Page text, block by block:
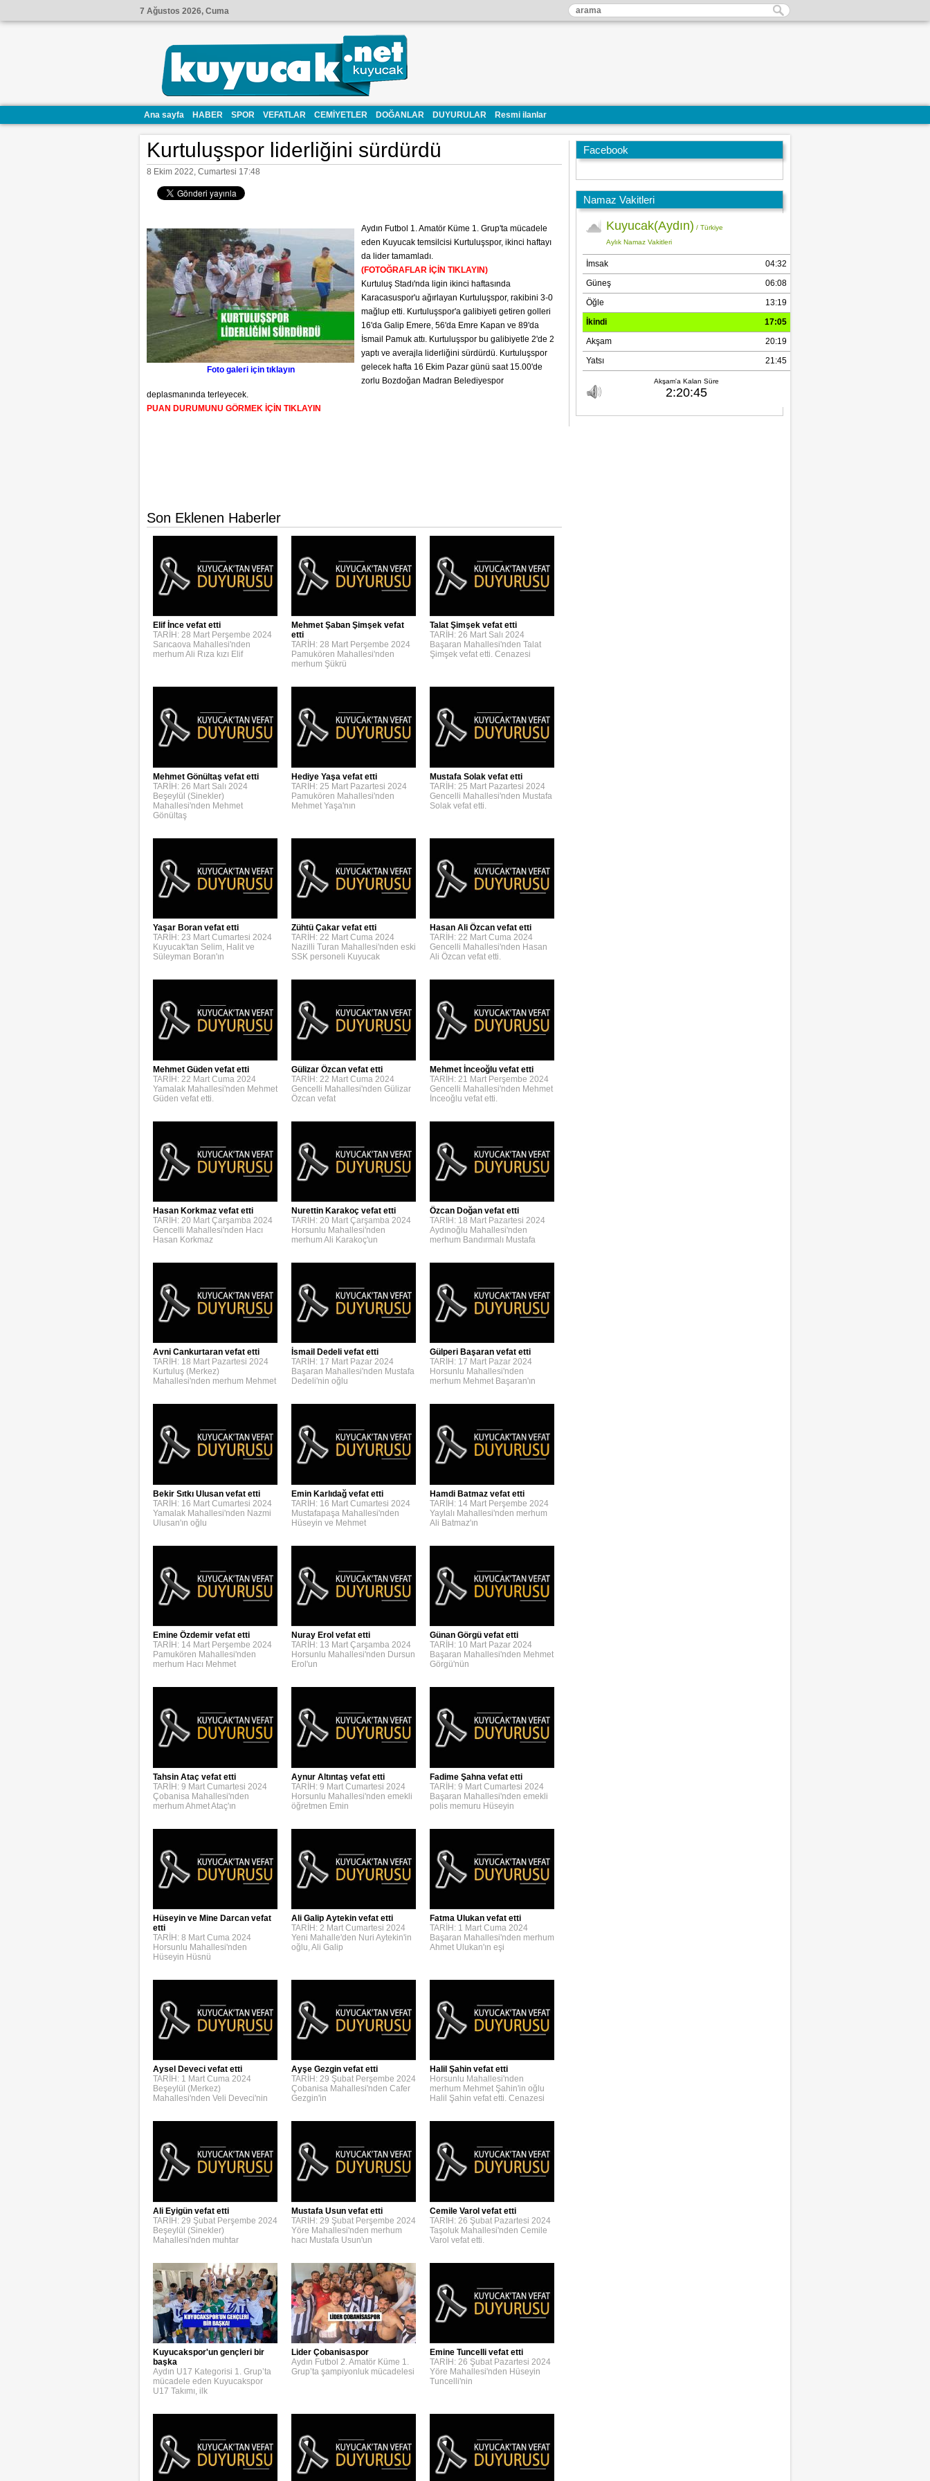
7 Ağustos 2026, Cuma
Ana sayfa HABER SPOR VEFATLAR CEMİYETLER DOĞANLAR DUYURULAR Resmi ilanlar
Facebook
Namaz Vakitleri
Kurtuluşspor liderliğini sürdürdü
8 Ekim 2022, Cumartesi 17:48
Foto galeri için tıklayın
Aydın Futbol 1. Amatör Küme 1. Grup'ta mücadele
eden Kuyucak temsilcisi Kurtuluşspor, ikinci haftayı
da lider tamamladı.
(FOTOĞRAFLAR İÇİN TIKLAYIN)
Kurtuluş Stadı'nda ligin ikinci haftasında
Karacasuspor'u ağırlayan Kurtuluşspor, rakibini 3-0
mağlup etti. Kurtuluşspor'a galibiyeti getiren golleri
16'da Galip Emere, 56'da Emre Kapan ve 89'da
İsmail Pamuk attı. Kurtuluşspor bu galibiyetle 2'de 2
yaptı ve averajla liderliğini sürdürdü. Kurtuluşspor
gelecek hafta 16 Ekim Pazar günü saat 15.00'de
zorlu Bozdoğan Madran Belediyespor
deplasmanında terleyecek.
PUAN DURUMUNU GÖRMEK İÇİN TIKLAYIN
Son Eklenen Haberler
Elif İnce vefat etti
TARİH: 28 Mart Perşembe 2024
Sarıcaova Mahallesi'nden
merhum Ali Rıza kızı Elif
Mehmet Şaban Şimşek vefat
etti
TARİH: 28 Mart Perşembe 2024
Pamukören Mahallesi'nden
merhum Şükrü
Talat Şimşek vefat etti
TARİH: 26 Mart Salı 2024
Başaran Mahallesi'nden Talat
Şimşek vefat etti. Cenazesi
Mehmet Gönültaş vefat etti
TARİH: 26 Mart Salı 2024
Beşeylül (Sinekler)
Mahallesi'nden Mehmet
Gönültaş
Hediye Yaşa vefat etti
TARİH: 25 Mart Pazartesi 2024
Pamukören Mahallesi'nden
Mehmet Yaşa'nın
Mustafa Solak vefat etti
TARİH: 25 Mart Pazartesi 2024
Gencelli Mahallesi'nden Mustafa
Solak vefat etti.
Yaşar Boran vefat etti
TARİH: 23 Mart Cumartesi 2024
Kuyucak'tan Selim, Halit ve
Süleyman Boran'ın
Zühtü Çakar vefat etti
TARİH: 22 Mart Cuma 2024
Nazilli Turan Mahallesi'nden eski
SSK personeli Kuyucak
Hasan Ali Özcan vefat etti
TARİH: 22 Mart Cuma 2024
Gencelli Mahallesi'nden Hasan
Ali Özcan vefat etti.
Mehmet Güden vefat etti
TARİH: 22 Mart Cuma 2024
Yamalak Mahallesi'nden Mehmet
Güden vefat etti.
Gülizar Özcan vefat etti
TARİH: 22 Mart Cuma 2024
Gencelli Mahallesi'nden Gülizar
Özcan vefat
Mehmet İnceoğlu vefat etti
TARİH: 21 Mart Perşembe 2024
Gencelli Mahallesi'nden Mehmet
İnceoğlu vefat etti.
Hasan Korkmaz vefat etti
TARİH: 20 Mart Çarşamba 2024
Gencelli Mahallesi'nden Hacı
Hasan Korkmaz
Nurettin Karakoç vefat etti
TARİH: 20 Mart Çarşamba 2024
Horsunlu Mahallesi'nden
merhum Ali Karakoç'un
Özcan Doğan vefat etti
TARİH: 18 Mart Pazartesi 2024
Aydınoğlu Mahallesi'nden
merhum Bandırmalı Mustafa
Avni Cankurtaran vefat etti
TARİH: 18 Mart Pazartesi 2024
Kurtuluş (Merkez)
Mahallesi'nden merhum Mehmet
İsmail Dedeli vefat etti
TARİH: 17 Mart Pazar 2024
Başaran Mahallesi'nden Mustafa
Dedeli'nin oğlu
Gülperi Başaran vefat etti
TARİH: 17 Mart Pazar 2024
Horsunlu Mahallesi'nden
merhum Mehmet Başaran'ın
Bekir Sıtkı Ulusan vefat etti
TARİH: 16 Mart Cumartesi 2024
Yamalak Mahallesi'nden Nazmi
Ulusan'ın oğlu
Emin Karlıdağ vefat etti
TARİH: 16 Mart Cumartesi 2024
Mustafapaşa Mahallesi'nden
Hüseyin ve Mehmet
Hamdi Batmaz vefat etti
TARİH: 14 Mart Perşembe 2024
Yaylalı Mahallesi'nden merhum
Ali Batmaz'ın
Emine Özdemir vefat etti
TARİH: 14 Mart Perşembe 2024
Pamukören Mahallesi'nden
merhum Hacı Mehmet
Nuray Erol vefat etti
TARİH: 13 Mart Çarşamba 2024
Horsunlu Mahallesi'nden Dursun
Erol'un
Günan Görgü vefat etti
TARİH: 10 Mart Pazar 2024
Başaran Mahallesi'nden Mehmet
Görgü'nün
Tahsin Ataç vefat etti
TARİH: 9 Mart Cumartesi 2024
Çobanisa Mahallesi'nden
merhum Ahmet Ataç'ın
Aynur Altıntaş vefat etti
TARİH: 9 Mart Cumartesi 2024
Horsunlu Mahallesi'nden emekli
öğretmen Emin
Fadime Şahna vefat etti
TARİH: 9 Mart Cumartesi 2024
Başaran Mahallesi'nden emekli
polis memuru Hüseyin
Hüseyin ve Mine Darcan vefat
etti
TARİH: 8 Mart Cuma 2024
Horsunlu Mahallesi'nden
Hüseyin Hüsnü
Ali Galip Aytekin vefat etti
TARİH: 2 Mart Cumartesi 2024
Yeni Mahalle'den Nuri Aytekin'in
oğlu, Ali Galip
Fatma Ulukan vefat etti
TARİH: 1 Mart Cuma 2024
Başaran Mahallesi'nden merhum
Ahmet Ulukan'ın eşi
Aysel Deveci vefat etti
TARİH: 1 Mart Cuma 2024
Beşeylül (Merkez)
Mahallesi'nden Veli Deveci'nin
Ayşe Gezgin vefat etti
TARİH: 29 Şubat Perşembe 2024
Çobanisa Mahallesi'nden Cafer
Gezgin'in
Halil Şahin vefat etti
Horsunlu Mahallesi'nden
merhum Mehmet Şahin'in oğlu
Halil Şahin vefat etti. Cenazesi
Ali Eyigün vefat etti
TARİH: 29 Şubat Perşembe 2024
Beşeylül (Sinekler)
Mahallesi'nden muhtar
Mustafa Usun vefat etti
TARİH: 29 Şubat Perşembe 2024
Yöre Mahallesi'nden merhum
hacı Mustafa Usun'un
Cemile Varol vefat etti
TARİH: 26 Şubat Pazartesi 2024
Taşoluk Mahallesi'nden Cemile
Varol vefat etti.
Kuyucakspor'un gençleri bir
başka
Aydın U17 Kategorisi 1. Grup’ta
mücadele eden Kuyucakspor
U17 Takımı, ilk
Lider Çobanisaspor
Aydın Futbol 2. Amatör Küme 1.
Grup’ta şampiyonluk mücadelesi
Emine Tuncelli vefat etti
TARİH: 26 Şubat Pazartesi 2024
Yöre Mahallesi'nden Hüseyin
Tuncelli'nin